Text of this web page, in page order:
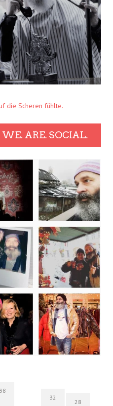
die Scheren fühlte.
ARE. SOCIAL.
38
32
28